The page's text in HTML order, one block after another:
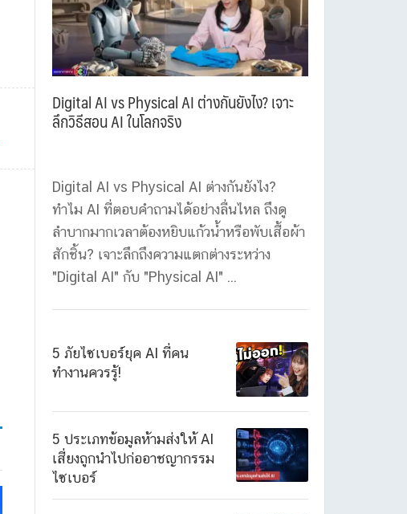
Digital AI vs Physical AI ต่างกันยังไง? เจาะ
ลึกวิธีสอน AI ในโลกจริง
Digital AI vs Physical AI ต่างกันยังไง?
ทำไม AI ที่ตอบคำถามได้อย่างลื่นไหล ถึงดู
ลำบากมากเวลาต้องหยิบแก้วน้ำหรือพับเสื้อผ้า
สักชิ้น? เจาะลึกถึงความแตกต่างระหว่าง
"Digital AI" กับ "Physical AI" ...
5 ภัยไซเบอร์ยุค AI ที่คน
ทำงานควรรู้!
5 ประเภทข้อมูลห้ามส่งให้ AI
เสี่ยงถูกนำไปก่ออาชญากรรม
ไซเบอร์